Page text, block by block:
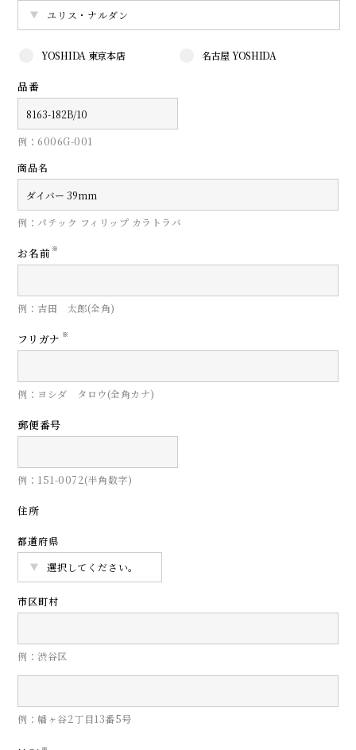
YOSHIDA 東京本店 名古屋 YOSHIDA
品番
例：6006G-001
商品名
例：パテック フィリップ カラトラバ
お名前 ※
例：吉田 太郎(全角)
フリガナ ※
例：ヨシダ タロウ(全角カナ)
郵便番号
例：151-0072(半角数字)
住所
都道府県
市区町村
例：渋谷区
例：幡ヶ谷2丁目13番5号